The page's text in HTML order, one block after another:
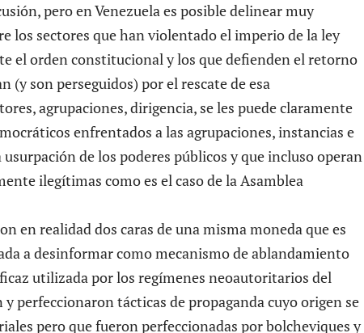
pero en Venezuela es posible delinear muy
los sectores que han violentado el imperio de la ley
el orden constitucional y los que defienden el retorno
(y son perseguidos) por el rescate de esa
agrupaciones, dirigencia, se les puede claramente
enfrentados a las agrupaciones, instancias e
de los poderes públicos y que incluso operan
ilegítimas como es el caso de la Asamblea
en realidad dos caras de una misma moneda que es
a desinformar como mecanismo de ablandamiento
utilizada por los regímenes neoautoritarios del
perfeccionaron tácticas de propaganda cuyo origen se
pero que fueron perfeccionadas por bolcheviques y